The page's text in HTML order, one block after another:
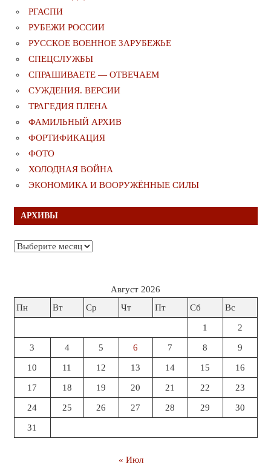
РГАСПИ
РУБЕЖИ РОССИИ
РУССКОЕ ВОЕННОЕ ЗАРУБЕЖЬЕ
СПЕЦСЛУЖБЫ
СПРАШИВАЕТЕ — ОТВЕЧАЕМ
СУЖДЕНИЯ. ВЕРСИИ
ТРАГЕДИЯ ПЛЕНА
ФАМИЛЬНЫЙ АРХИВ
ФОРТИФИКАЦИЯ
ФОТО
ХОЛОДНАЯ ВОЙНА
ЭКОНОМИКА И ВООРУЖЁННЫЕ СИЛЫ
АРХИВЫ
Архивы
Август 2026
Пн
Вт Ср Чт Пт Сб Вс
1 2
3 4 5 6 7 8 9
10 11 12 13 14 15 16
17 18 19 20 21 22 23
24 25 26 27 28 29 30
31
« Июл